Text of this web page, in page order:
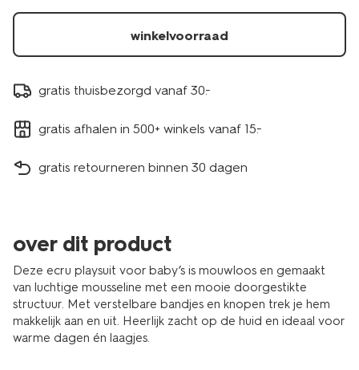
winkelvoorraad
gratis thuisbezorgd vanaf 30.-
gratis afhalen in 500+ winkels vanaf 15.-
gratis retourneren binnen 30 dagen
over dit product
Deze ecru playsuit voor baby’s is mouwloos en gemaakt
van luchtige mousseline met een mooie doorgestikte
structuur. Met verstelbare bandjes en knopen trek je hem
makkelijk aan en uit. Heerlijk zacht op de huid en ideaal voor
warme dagen én laagjes.